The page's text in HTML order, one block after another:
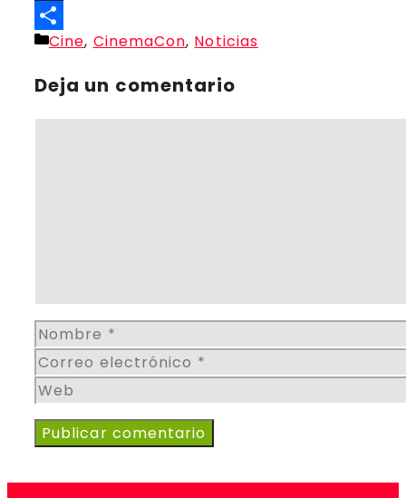
Threads
Compartir
Categorías
Cine, CinemaCon, Noticias
Deja un comentario
Nombre
Correo
electrónico
Web